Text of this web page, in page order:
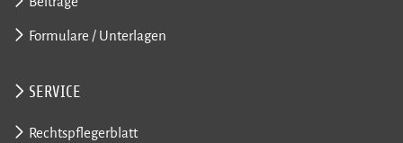
Formulare / Unterlagen
SERVICE
Rechtspflegerblatt